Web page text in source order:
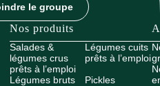
le groupe
Nos produits
Salades &
légumes crus
prêts à l’emploi
Légumes cuits
prêts à l’emploi
Légumes bruts
Pickles